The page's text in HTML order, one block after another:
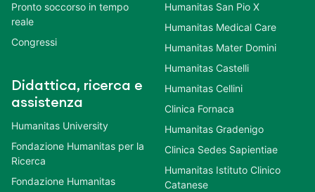
Pronto soccorso in tempo
reale
Congressi
Didattica, ricerca e
assistenza
Humanitas University
Fondazione Humanitas per la
Ricerca
Fondazione Humanitas
Humanitas San Pio X
Humanitas Medical Care
Humanitas Mater Domini
Humanitas Castelli
Humanitas Cellini
Clinica Fornaca
Humanitas Gradenigo
Clinica Sedes Sapientiae
Humanitas Istituto Clinico
Catanese